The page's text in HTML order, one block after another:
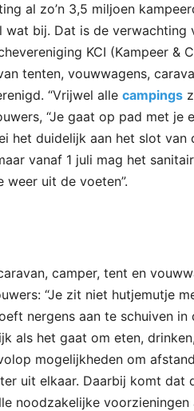
al zo’n 3,5 miljoen
wat bij. Dat is de verwachting
KCI (Kampeer &
tenten, vouwwagens,
“Vrijwel alle campings
“Je gaat op pad met je
het duidelijk aan het slot van
vanaf 1 juli mag het
weer uit de voeten”.
camper, tent en
“Je zit niet hutjemutje
nergens aan te schuiven
als het gaat om eten,
mogelijkheden om
uit elkaar. Daarbij komt dat
noodzakelijke